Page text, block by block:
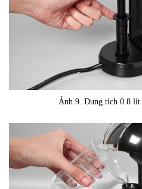
Ảnh 9. Dung tích 0.8 lít